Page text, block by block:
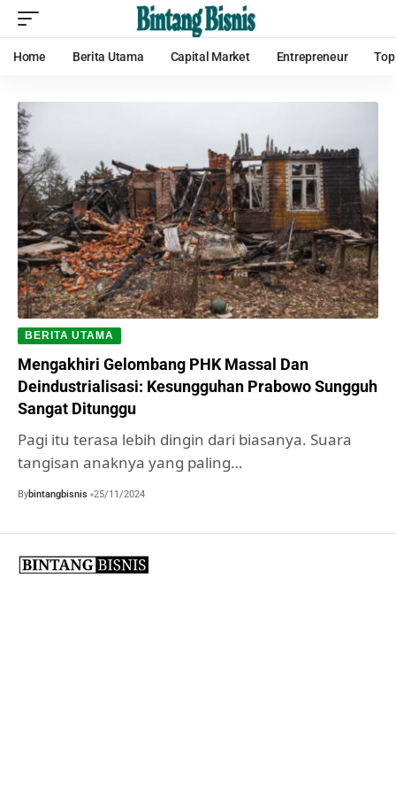
Home Berita Utama Capital Market Entrepreneur
BERITA UTAMA
Mengakhiri Gelombang PHK Massal Dan
Deindustrialisasi: Kesungguhan Prabowo Sungguh
Sangat Ditunggu
Pagi itu terasa lebih dingin dari biasanya. Suara
tangisan anaknya yang paling…
Bybintangbisnis 25/11/2024